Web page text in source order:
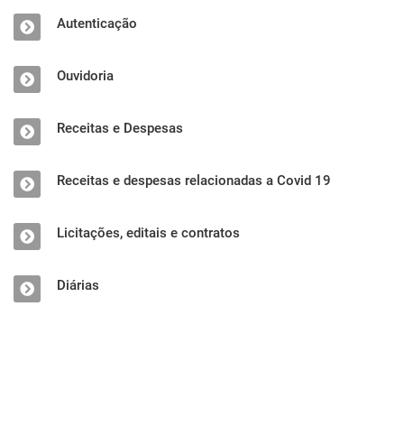
Autenticação
Ouvidoria
Receitas e Despesas
Receitas e despesas relacionadas a Covid 19
Licitações, editais e contratos
Diárias